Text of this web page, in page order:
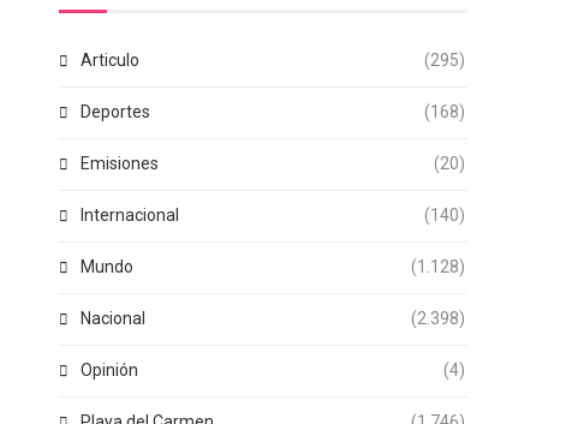
Articulo (295)
Deportes (168)
Emisiones (20)
Internacional (140)
Mundo (1.128)
Nacional (2.398)
Opinión (4)